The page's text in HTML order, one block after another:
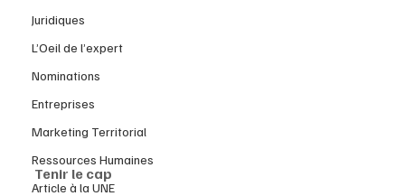
Juridiques
L’Oeil de l’expert
Nominations
Entreprises
Marketing Territorial
Ressources Humaines
Article à la UNE
Tenir le cap